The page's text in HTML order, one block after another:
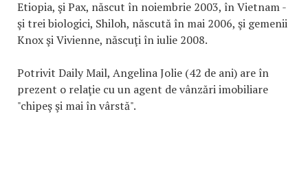
Etiopia, şi Pax, născut în noiembrie 2003, în Vietnam -
şi trei biologici, Shiloh, născută în mai 2006, şi gemenii
Knox şi Vivienne, născuţi în iulie 2008.
Potrivit Daily Mail, Angelina Jolie (42 de ani) are în
prezent o relaţie cu un agent de vânzări imobiliare
"chipeş şi mai în vârstă".